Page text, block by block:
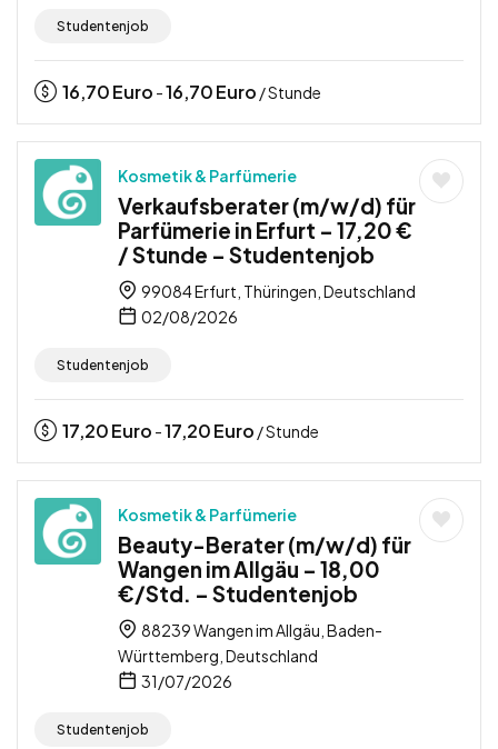
Studentenjob
16,70Euro -16,70Euro / Stunde
Kosmetik & Parfümerie
Verkaufsberater (m/w/d) für
Parfümerie in Erfurt – 17,20 €
/ Stunde – Studentenjob
99084 Erfurt, Thüringen, Deutschland
02/08/2026
Studentenjob
17,20Euro -17,20Euro / Stunde
Kosmetik & Parfümerie
Beauty-Berater (m/w/d) für
Wangen im Allgäu – 18,00
€/Std. – Studentenjob
88239 Wangen im Allgäu, Baden-
Württemberg, Deutschland
31/07/2026
Studentenjob